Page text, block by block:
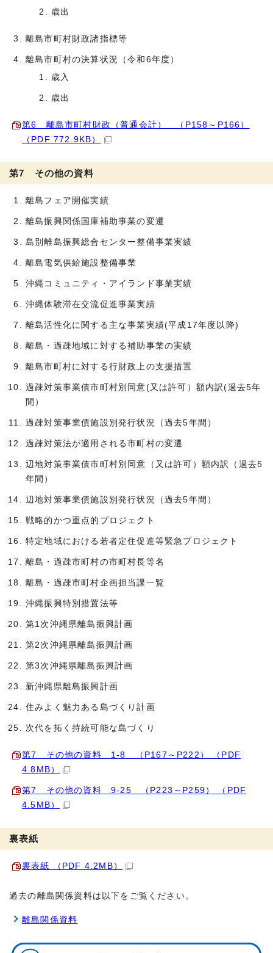
歳出
離島市町村財政諸指標等
離島市町村の決算状況（令和6年度）
歳入
歳出
第6 離島市町村財政（普通会計） （P158～P166）
（PDF 772.9KB）
第7 その他の資料
離島フェア開催実績
離島振興関係国庫補助事業の変遷
島別離島振興総合センター整備事業実績
離島電気供給施設整備事業
沖縄コミュニティ・アイランド事業実績
沖縄体験滞在交流促進事業実績
離島活性化に関する主な事業実績(平成17年度以降)
離島・過疎地域に対する補助事業の実績
離島市町村に対する行財政上の支援措置
過疎対策事業債市町村別同意(又は許可）額内訳(過去5年
間）
過疎対策事業債施設別発行状況（過去5年間）
過疎対策法が適用される市町村の変遷
辺地対策事業債市町村別同意（又は許可）額内訳（過去5
年間）
辺地対策事業債施設別発行状況（過去5年間）
戦略的かつ重点的プロジェクト
特定地域における若者定住促進等緊急プロジェクト
離島・過疎市町村の市町村長等名
離島・過疎市町村企画担当課一覧
沖縄振興特別措置法等
第1次沖縄県離島振興計画
第2次沖縄県離島振興計画
第3次沖縄県離島振興計画
新沖縄県離島振興計画
住みよく魅力ある島づくり計画
次代を拓く持続可能な島づくり
第7 その他の資料 1-8 （P167～P222） （PDF
4.8MB）
第7 その他の資料 9-25 （P223～P259） （PDF
4.5MB）
裏表紙
裏表紙 （PDF 4.2MB）
過去の離島関係資料は以下をご覧ください。
離島関係資料